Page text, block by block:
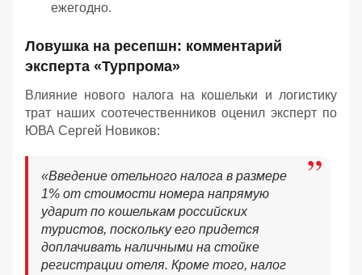
ежегодно.
Ловушка на ресепшн: комментарий
эксперта «Турпрома»
Влияние нового налога на кошельки и логистику
трат наших соотечественников оценил эксперт по
ЮВА Сергей Новиков:
«Введение отельного налога в размере
1% от стоимости номера напрямую
ударит по кошелькам российских
туристов, поскольку его придется
доплачивать наличными на стойке
регистрации отеля. Кроме того, налог